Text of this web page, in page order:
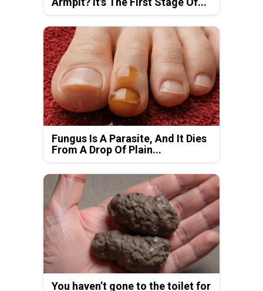
Fungus Is A Parasite, And It Dies
From A Drop Of Plain...
You haven’t gone to the toilet for